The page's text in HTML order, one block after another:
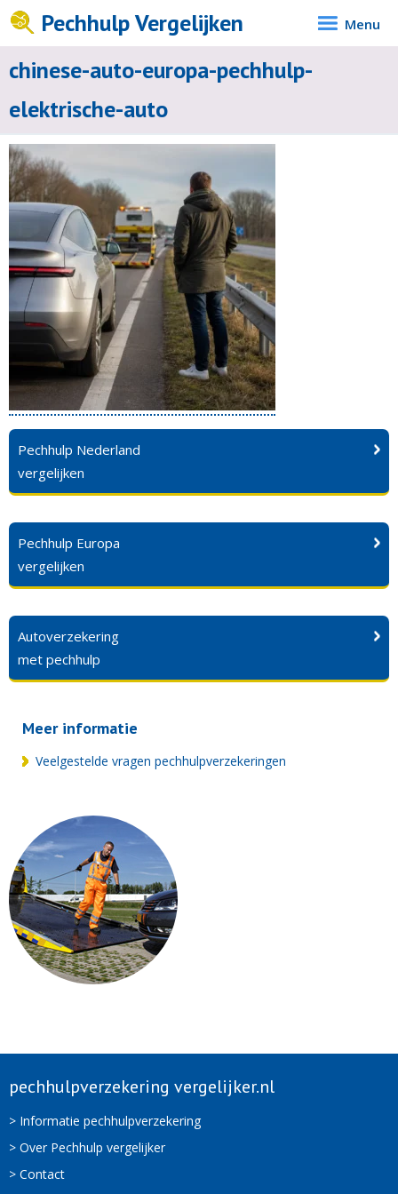
Pechhulp Vergelijken Menu
chinese-auto-europa-pechhulp-
elektrische-auto
Pechhulp Nederland
vergelijken
Pechhulp Europa
vergelijken
Autoverzekering
met pechhulp
Meer informatie
Veelgestelde vragen pechhulpverzekeringen
pechhulpverzekering vergelijker.nl
> Informatie pechhulpverzekering
> Over Pechhulp vergelijker
> Contact